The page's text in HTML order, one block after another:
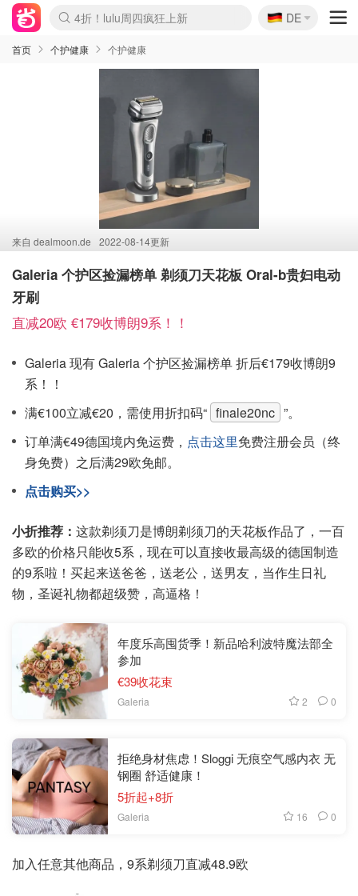
Boticinal 夏促开抢！
4折！lulu周四疯狂上新
还没结束！&OtherStories大促
Joybuy变相75折 随时失效
速领！Stanley独家85折
疑似霸哥！Camper额外叠85折
Zalando 奥莱闪促！每日更新
Moncler反季囤！5折起+叠9折
Coach Brooklyn仅€192
🇩🇪
DE
首页 个护健康 个护健康
来自 dealmoon.de 2022-08-14更新
Galeria 个护区捡漏榜单 剃须刀天花板 Oral-b贵妇电动
牙刷
直减20欧 €179收博朗9系！！
Galeria 现有 Galeria 个护区捡漏榜单 折后€179收博朗9
系！！
满€100立减€20，需使用折扣码“ finale20nc ”。
订单满€49德国境内免运费， 点击这里免费注册会员（终
身免费）之后满29欧免邮。
点击购买>>
小折推荐： 这款剃须刀是博朗剃须刀的天花板作品了，一百
多欧的价格只能收5系，现在可以直接收最高级的德国制造
的9系啦！买起来送爸爸，送老公，送男友，当作生日礼
物，圣诞礼物都超级赞，高逼格！
年度乐高囤货季！新品哈利波特魔法部全
参加
€39收花束
Galeria 2 0
拒绝身材焦虑！Sloggi 无痕空气感内衣 无
钢圈 舒适健康！
5折起+8折
Galeria 16 0
加入任意其他商品，9系剃须刀直减48.9欧